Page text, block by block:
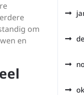
om
en